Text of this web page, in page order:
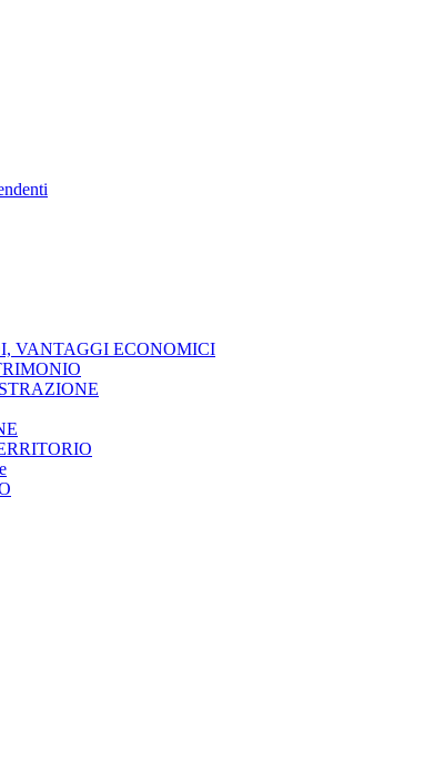
VANTAGGI ECONOMICI